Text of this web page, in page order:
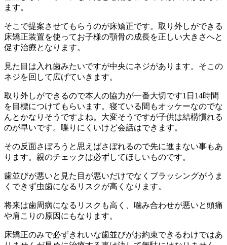
ます。
そこで提案させてもらうのが床矯正です。取り外しができる
床矯正装置を使ってお子様の顎骨の成長を正しい大きさへと
促す治療となります。
見た目は入れ歯みたいですが中央にネジがあります。そこの
ネジを回して広げていきます。
取り外しができるので本人の協力が一番大切です1日14時間
を目標につけてもらいます。寝ている間もオッケーなのでな
んとかなりそうですよね。大変そうですが子供は結構慣れる
のが早いです。喋りにくいけど会話はできます。
その反面さぼろうと思えばさぼれるので先に進まない事もあ
ります。親のチェックは必ずしてほしいものです。
歯並びが悪いと見た目が悪いだけでなくブラッシングがうま
くできず虫歯になるリスクが高くなります。
将来は歯周病になるリスクも高く、噛み合わせが悪いと頭痛
や肩こりの原因にもなります。
床矯正のみで必ずきれいな歯並びがお約束できるわけではあ